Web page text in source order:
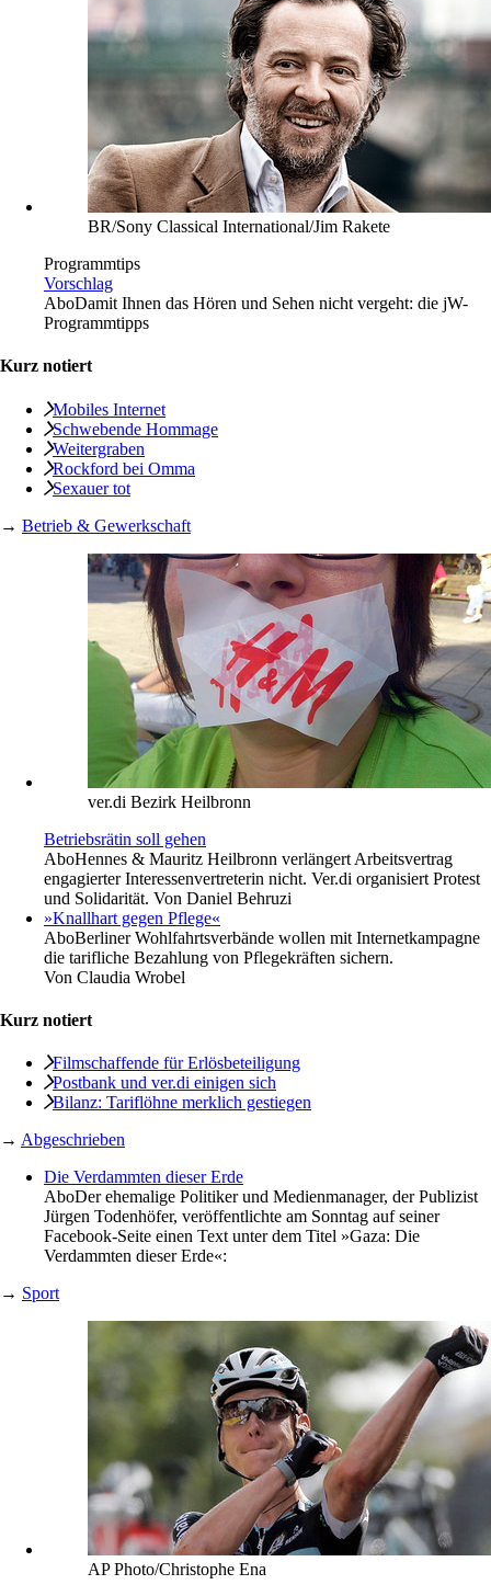
BR/Sony Classical International/Jim Rakete
Programmtips
Vorschlag
AboDamit Ihnen das Hören und Sehen nicht vergeht: die jW-
Programmtipps
Kurz notiert
Mobiles Internet
Schwebende Hommage
Weitergraben
Rockford bei Omma
Sexauer tot
→ Betrieb & Gewerkschaft
ver.di Bezirk Heilbronn
Betriebsrätin soll gehen
AboHennes & Mauritz Heilbronn verlängert Arbeitsvertrag
engagierter Interessenvertreterin nicht. Ver.di organisiert Protest
und Solidarität. Von Daniel Behruzi
»Knallhart gegen Pflege«
AboBerliner Wohlfahrtsverbände wollen mit Internetkampagne
die tarifliche Bezahlung von Pflegekräften sichern.
Von Claudia Wrobel
Kurz notiert
Filmschaffende für Erlösbeteiligung
Postbank und ver.di einigen sich
Bilanz: Tariflöhne merklich gestiegen
→ Abgeschrieben
Die Verdammten dieser Erde
AboDer ehemalige Politiker und Medienmanager, der Publizist
Jürgen Todenhöfer, veröffentlichte am Sonntag auf seiner
Facebook-Seite einen Text unter dem Titel »Gaza: Die
Verdammten dieser Erde«:
→ Sport
AP Photo/Christophe Ena